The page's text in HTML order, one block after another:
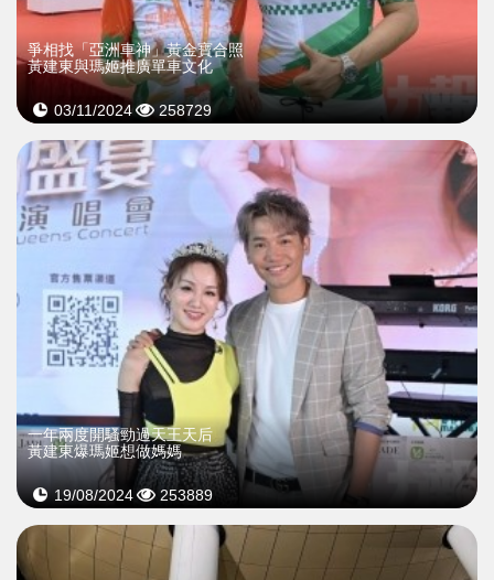
爭相找「亞洲車神」黃金寶合照
黃建東與瑪姬推廣單車文化
03/11/2024 258729
一年兩度開騷勁過天王天后
黃建東爆瑪姬想做媽媽
19/08/2024 253889